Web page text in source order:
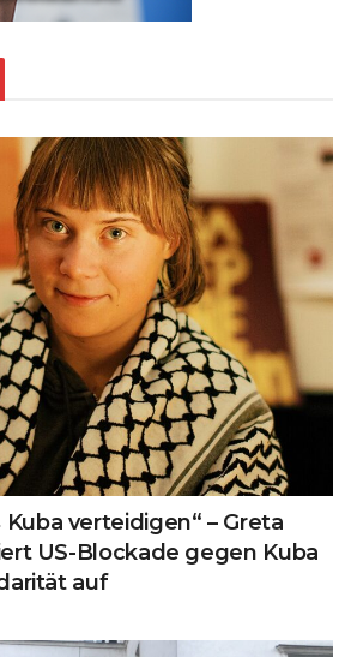
verteidigen“ – Greta
US-Blockade gegen Kuba
auf